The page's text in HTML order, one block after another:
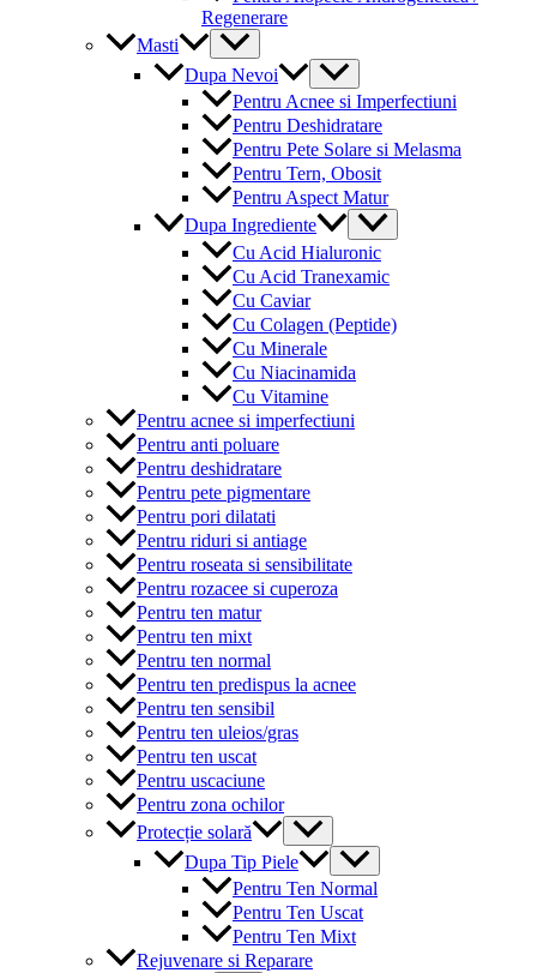
Regenerare
Masti
Menu
Toggle
Dupa Nevoi
Menu
Toggle
Pentru Acnee si Imperfectiuni
Pentru Deshidratare
Pentru Pete Solare si Melasma
Pentru Tern, Obosit
Pentru Aspect Matur
Dupa Ingrediente
Menu
Toggle
Cu Acid Hialuronic
Cu Acid Tranexamic
Cu Caviar
Cu Colagen (Peptide)
Cu Minerale
Cu Niacinamida
Cu Vitamine
Pentru acnee si imperfectiuni
Pentru anti poluare
Pentru deshidratare
Pentru pete pigmentare
Pentru pori dilatati
Pentru riduri si antiage
Pentru roseata si sensibilitate
Pentru rozacee si cuperoza
Pentru ten matur
Pentru ten mixt
Pentru ten normal
Pentru ten predispus la acnee
Pentru ten sensibil
Pentru ten uleios/gras
Pentru ten uscat
Pentru uscaciune
Pentru zona ochilor
Protecție solară
Menu
Toggle
Dupa Tip Piele
Menu
Toggle
Pentru Ten Normal
Pentru Ten Uscat
Pentru Ten Mixt
Rejuvenare si Reparare